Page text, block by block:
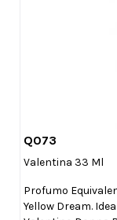
Q073
Valentina 33 Ml
Profumo
Yellow Dream.